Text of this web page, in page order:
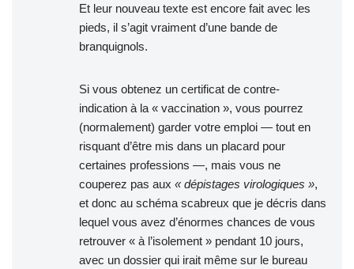
Et leur nouveau texte est encore fait avec les
pieds, il s’agit vraiment d’une bande de
branquignols.
Si vous obtenez un certificat de contre-
indication à la « vaccination », vous pourrez
(normalement) garder votre emploi — tout en
risquant d’être mis dans un placard pour
certaines professions —, mais vous ne
couperez pas aux « dépistages virologiques »,
et donc au schéma scabreux que je décris dans
lequel vous avez d’énormes chances de vous
retrouver « à l’isolement » pendant 10 jours,
avec un dossier qui irait même sur le bureau